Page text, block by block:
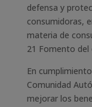
defensa y
consumidoras,
materia de
21 Fomento del
En
Comunidad
mejorar los